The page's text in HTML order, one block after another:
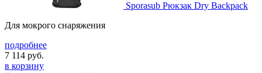
Sporasub Рюкзак Dry Backpack
Для мокрого снаряжения
подробнее
7 114 руб.
в корзину